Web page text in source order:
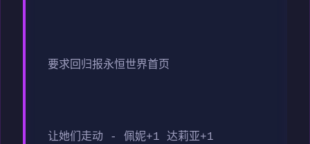
要求回归报永恒世界首页
让她们走动 - 佩妮+1 达莉亚+1